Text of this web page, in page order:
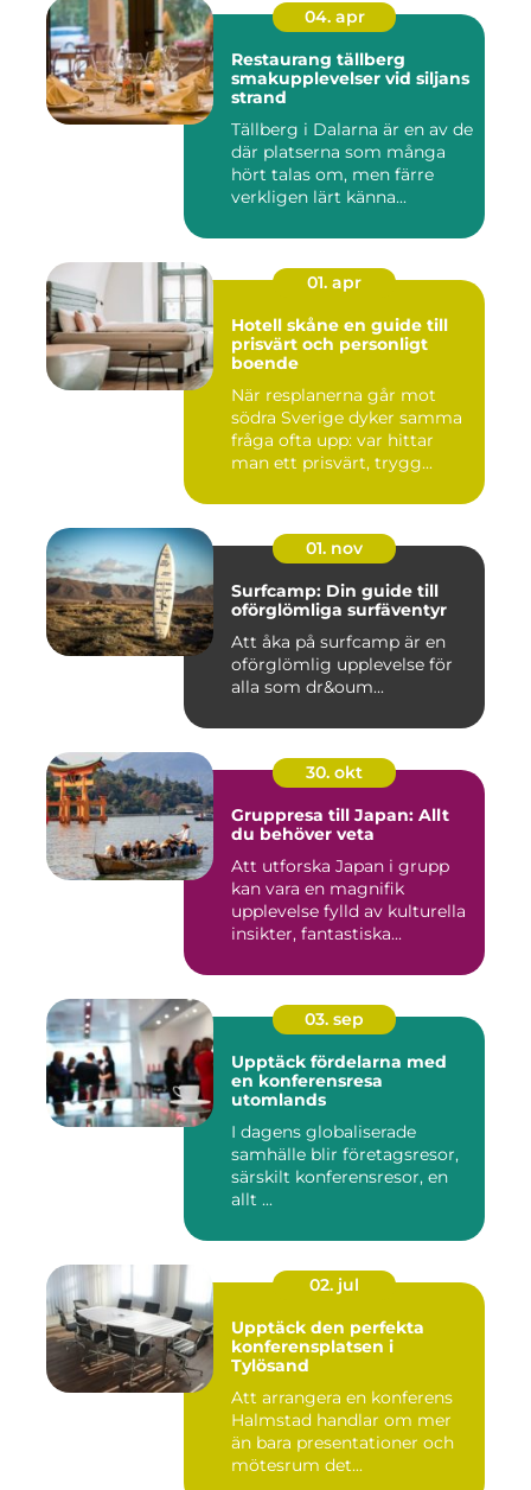
04. apr
Restaurang tällberg
smakupplevelser vid siljans
strand
Tällberg i Dalarna är en av de
där platserna som många
hört talas om, men färre
verkligen lärt känna...
01. apr
Hotell skåne en guide till
prisvärt och personligt
boende
När resplanerna går mot
södra Sverige dyker samma
fråga ofta upp: var hittar
man ett prisvärt, trygg...
01. nov
Surfcamp: Din guide till
oförglömliga surfäventyr
Att åka på surfcamp är en
oförglömlig upplevelse för
alla som dr&oum...
30. okt
Gruppresa till Japan: Allt
du behöver veta
Att utforska Japan i grupp
kan vara en magnifik
upplevelse fylld av kulturella
insikter, fantastiska...
03. sep
Upptäck fördelarna med
en konferensresa
utomlands
I dagens globaliserade
samhälle blir företagsresor,
särskilt konferensresor, en
allt ...
02. jul
Upptäck den perfekta
konferensplatsen i
Tylösand
Att arrangera en konferens
Halmstad handlar om mer
än bara presentationer och
mötesrum det...